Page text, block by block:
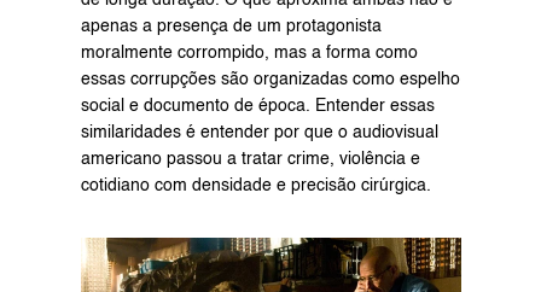
apenas a presença de um protagonista
moralmente corrompido, mas a forma como
essas corrupções são organizadas como espelho
social e documento de época. Entender essas
similaridades é entender por que o audiovisual
americano passou a tratar crime, violência e
cotidiano com densidade e precisão cirúrgica.